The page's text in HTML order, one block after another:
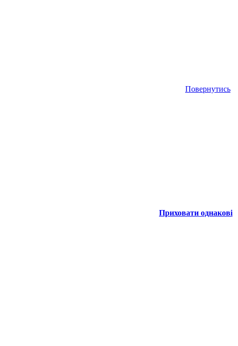
Повернутись
Приховати однакові